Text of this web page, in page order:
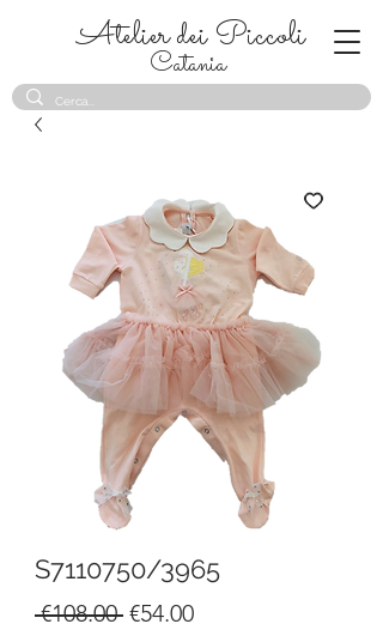
Atelier dei Piccoli
Catania
S7110750/3965
€108.00 Regular
€54.00Sale